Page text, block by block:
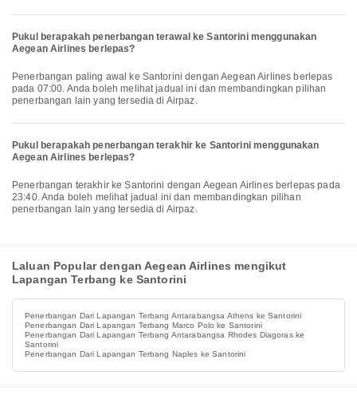
Pukul berapakah penerbangan terawal ke Santorini menggunakan
Aegean Airlines berlepas?
Penerbangan paling awal ke Santorini dengan Aegean Airlines berlepas
pada 07:00. Anda boleh melihat jadual ini dan membandingkan pilihan
penerbangan lain yang tersedia di Airpaz.
Pukul berapakah penerbangan terakhir ke Santorini menggunakan
Aegean Airlines berlepas?
Penerbangan terakhir ke Santorini dengan Aegean Airlines berlepas pada
23:40. Anda boleh melihat jadual ini dan membandingkan pilihan
penerbangan lain yang tersedia di Airpaz.
Laluan Popular dengan Aegean Airlines mengikut
Lapangan Terbang ke Santorini
Penerbangan Dari Lapangan Terbang Antarabangsa Athens ke Santorini
Penerbangan Dari Lapangan Terbang Marco Polo ke Santorini
Penerbangan Dari Lapangan Terbang Antarabangsa Rhodes Diagoras ke
Santorini
Penerbangan Dari Lapangan Terbang Naples ke Santorini